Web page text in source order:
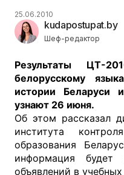
kudapostupat.by
Шеф-редактор
25.06.2010
Результаты
белорусскому
истории Беларуси
узнают 26 июня.
Об этом рассказал
института
образования
информация будет
объявлений в